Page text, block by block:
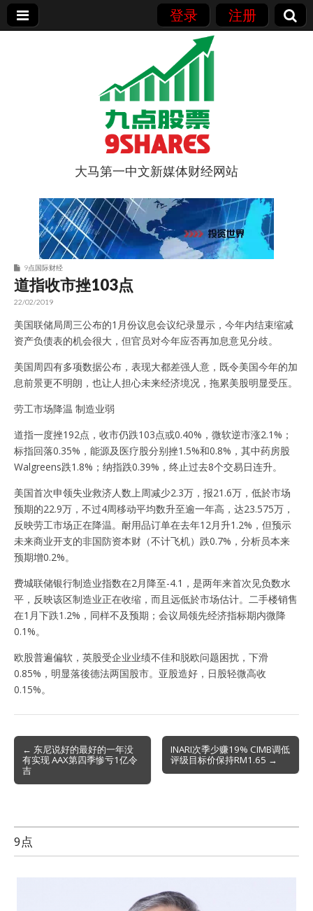
登录 注册
9点股票
大马第一中文新媒体财经网站
9点国际财经
道指收市挫103点
22/02/2019
美国联储局周三公布的1月份议息会议纪录显示，今年内结束缩减
资产负债表的机会很大，但官员对今年应否再加息意见分歧。
美国周四有多项数据公布，表现大都差强人意，既令美国今年的加
息前景更不明朗，也让人担心未来经济境况，拖累美股明显受压。
劳工市场降温 制造业弱
道指一度挫192点，收市仍跌103点或0.40%，微软逆市涨2.1%；
标指回落0.35%，能源及医疗股分别挫1.5%和0.8%，其中药房股
Walgreens跌1.8%；纳指跌0.39%，终止过去8个交易日连升。
美国首次申领失业救济人数上周减少2.3万，报21.6万，低於市场
预期的22.9万，不过4周移动平均数升至逾一年高，达23.575万，
反映劳工市场正在降温。耐用品订单在去年12月升1.2%，但预示
未来商业开支的非国防资本财（不计飞机）跌0.7%，分析员本来
预期增0.2%。
费城联储银行制造业指数在2月降至-4.1，是两年来首次见负数水
平，反映该区制造业正在收缩，而且远低於市场估计。二手楼销售
在1月下跌1.2%，同样不及预期；会议局领先经济指标期内微降
0.1%。
欧股普遍偏软，英股受企业业绩不佳和脱欧问题困扰，下滑
0.85%，明显落後德法两国股市。亚股造好，日股轻微高收
0.15%。
Post
navigation
← 东尼说好的最好的一年没
有实现 AAX第四季惨亏1亿令
吉
INARI次季少赚19% CIMB调低
评级目标价保持RM1.65 →
9点